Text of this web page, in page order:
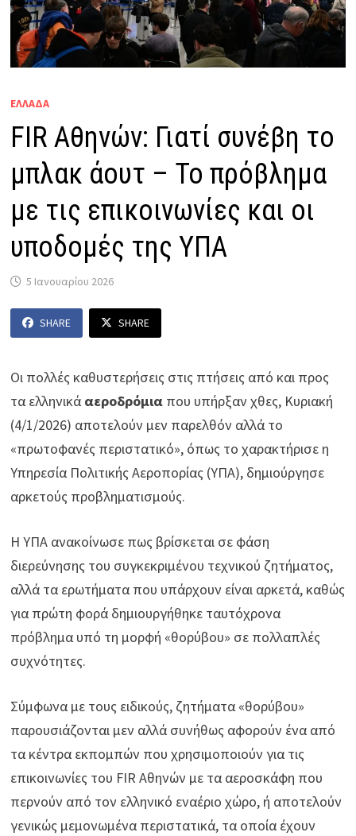
ΕΛΛΑΔΑ
FIR Αθηνών: Γιατί συνέβη το
μπλακ άουτ – Το πρόβλημα
με τις επικοινωνίες και οι
υποδομές της ΥΠΑ
5 Ιανουαρίου 2026
SHARE SHARE
Οι πολλές καθυστερήσεις στις πτήσεις από και προς
τα ελληνικά αεροδρόμια που υπήρξαν χθες, Κυριακή
(4/1/2026) αποτελούν μεν παρελθόν αλλά το
«πρωτοφανές περιστατικό», όπως το χαρακτήρισε η
Υπηρεσία Πολιτικής Αεροπορίας (ΥΠΑ), δημιούργησε
αρκετούς προβληματισμούς.
Η ΥΠΑ ανακοίνωσε πως βρίσκεται σε φάση
διερεύνησης του συγκεκριμένου τεχνικού ζητήματος,
αλλά τα ερωτήματα που υπάρχουν είναι αρκετά, καθώς
για πρώτη φορά δημιουργήθηκε ταυτόχρονα
πρόβλημα υπό τη μορφή «θορύβου» σε πολλαπλές
συχνότητες.
Σύμφωνα με τους ειδικούς, ζητήματα «θορύβου»
παρουσιάζονται μεν αλλά συνήθως αφορούν ένα από
τα κέντρα εκπομπών που χρησιμοποιούν για τις
επικοινωνίες του FIR Αθηνών με τα αεροσκάφη που
περνούν από τον ελληνικό εναέριο χώρο, ή αποτελούν
γενικώς μεμονωμένα περιστατικά, τα οποία έχουν